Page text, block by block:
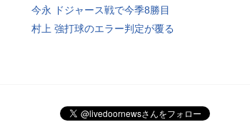
今永 ドジャース戦で今季8勝目
村上 強打球のエラー判定が覆る